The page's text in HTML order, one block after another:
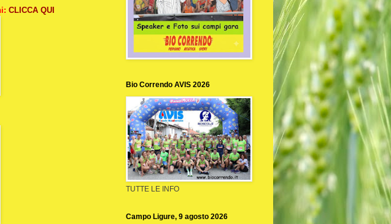
CLICCA QUI
Bio Correndo AVIS 2026
TUTTE LE INFO
Campo Ligure, 9 agosto 2026